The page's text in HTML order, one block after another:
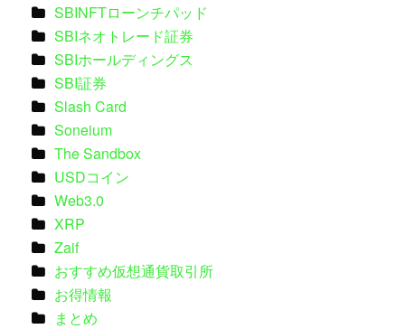
SBINFTローンチパッド
SBIネオトレード証券
SBIホールディングス
SBI証券
Slash Card
Soneium
The Sandbox
USDコイン
Web3.0
XRP
Zaif
おすすめ仮想通貨取引所
お得情報
まとめ